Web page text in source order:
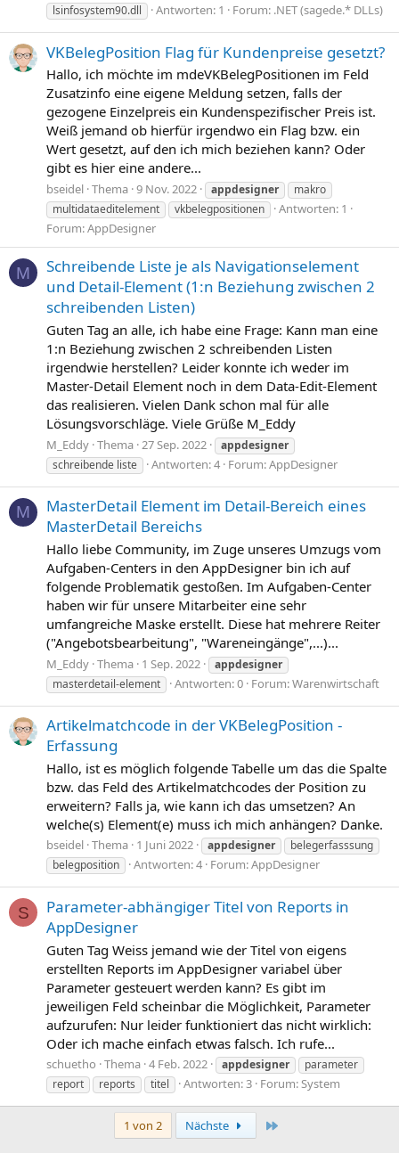
lsinfosystem90.dll
Antworten: 1 Forum: .NET (sagede.* DLLs)
VKBelegPosition Flag für Kundenpreise gesetzt?
Hallo, ich möchte im mdeVKBelegPositionen im Feld
Zusatzinfo eine eigene Meldung setzen, falls der
gezogene Einzelpreis ein Kundenspezifischer Preis ist.
Weiß jemand ob hierfür irgendwo ein Flag bzw. ein
Wert gesetzt, auf den ich mich beziehen kann? Oder
gibt es hier eine andere...
bseidel Thema 9 Nov. 2022 appdesigner
makro
multidataeditelement
vkbelegpositionen
Antworten: 1
Forum:AppDesigner
M
Schreibende Liste je als Navigationselement
und Detail-Element (1:n Beziehung zwischen 2
schreibenden Listen)
Guten Tag an alle, ich habe eine Frage: Kann man eine
1:n Beziehung zwischen 2 schreibenden Listen
irgendwie herstellen? Leider konnte ich weder im
Master-Detail Element noch in dem Data-Edit-Element
das realisieren. Vielen Dank schon mal für alle
Lösungsvorschläge. Viele Grüße M_Eddy
M_Eddy Thema 27 Sep. 2022
appdesigner
schreibende liste
Antworten: 4 Forum:AppDesigner
M
MasterDetail Element im Detail-Bereich eines
MasterDetail Bereichs
Hallo liebe Community, im Zuge unseres Umzugs vom
Aufgaben-Centers in den AppDesigner bin ich auf
folgende Problematik gestoßen. Im Aufgaben-Center
haben wir für unsere Mitarbeiter eine sehr
umfangreiche Maske erstellt. Diese hat mehrere Reiter
("Angebotsbearbeitung", "Wareneingänge",...)...
M_Eddy Thema 1 Sep. 2022
appdesigner
masterdetail-element
Antworten: 0 Forum:Warenwirtschaft
Artikelmatchcode in der VKBelegPosition -
Erfassung
Hallo, ist es möglich folgende Tabelle um das die Spalte
bzw. das Feld des Artikelmatchcodes der Position zu
erweitern? Falls ja, wie kann ich das umsetzen? An
welche(s) Element(e) muss ich mich anhängen? Danke.
bseidel Thema 1 Juni 2022 appdesigner
belegerfasssung
belegposition
Antworten: 4 Forum:AppDesigner
S
Parameter-abhängiger Titel von Reports in
AppDesigner
Guten Tag Weiss jemand wie der Titel von eigens
erstellten Reports im AppDesigner variabel über
Parameter gesteuert werden kann? Es gibt im
jeweiligen Feld scheinbar die Möglichkeit, Parameter
aufzurufen: Nur leider funktioniert das nicht wirklich:
Oder ich mache einfach etwas falsch. Ich rufe...
schuetho Thema 4 Feb. 2022 appdesigner
parameter
report
reports titel Antworten: 3 Forum:System
1 von 2 Nächste